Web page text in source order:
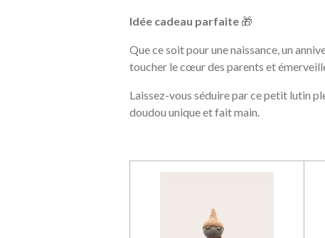
Idée cadeau parfaite 🎁
Que ce soit pour une naissance, un
toucher le cœur des parents et
Laissez-vous séduire par ce petit lutin
doudou unique et fait main.